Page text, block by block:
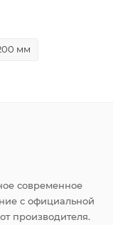
мм
современное
с официальной
производителя.